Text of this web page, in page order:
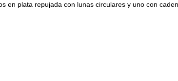
en plata repujada con lunas circulares y uno con